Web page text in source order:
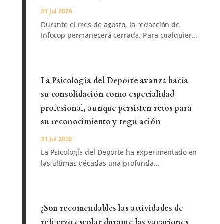
31 Jul 2026
Durante el mes de agosto, la redacción de
Infocop permanecerá cerrada. Para cualquier...
La Psicología del Deporte avanza hacia
su consolidación como especialidad
profesional, aunque persisten retos para
su reconocimiento y regulación
31 Jul 2026
La Psicología del Deporte ha experimentado en
las últimas décadas una profunda...
¿Son recomendables las actividades de
refuerzo escolar durante las vacaciones